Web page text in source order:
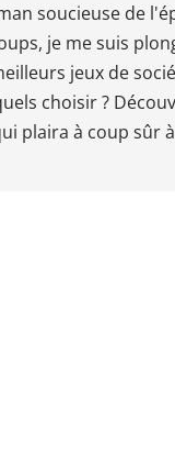
soucieuse de
je me suis
jeux de
choisir ?
plaira à coup sûr